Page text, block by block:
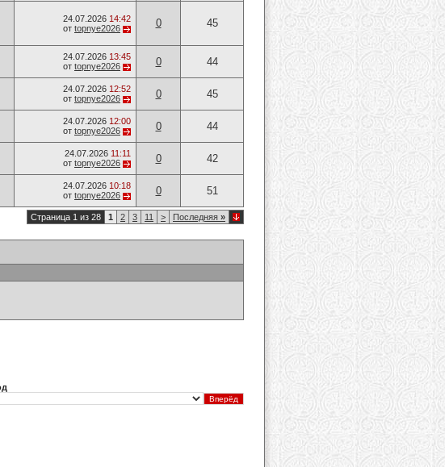
24.07.2026 14:42
от topnye2026 0 45
24.07.2026 13:45
от topnye2026 0 44
24.07.2026 12:52
от topnye2026 0 45
24.07.2026 12:00
от topnye2026 0 44
24.07.2026 11:11
от topnye2026 0 42
24.07.2026 10:18
от topnye2026 0 51
Страница 1 из 28 1 2 3 11 > Последняя »